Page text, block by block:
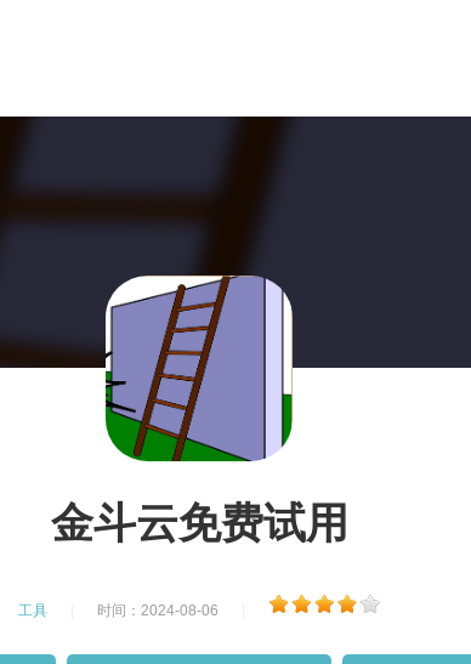
金斗云免费试用
工具 时间：2024-08-06